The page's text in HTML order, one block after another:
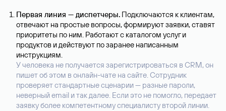
Первая линия — диспетчеры. Подключаются к клиентам,
отвечают на простые вопросы, формируют заявки, ставят
приоритеты по ним. Работают с каталогом услуг и
продуктов и действуют по заранее написанным
инструкциям.
У человека не получается зарегистрироваться в CRM, он
пишет об этом в онлайн-чате на сайте. Сотрудник
проверяет стандартные сценарии — разные пароли,
неверный email и так далее. Если это не помогло, передает
заявку более компетентному специалисту второй линии.